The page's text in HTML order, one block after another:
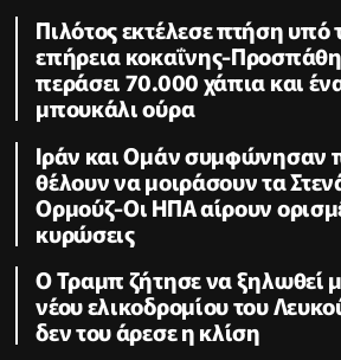
Πιλότος εκτέλεσε πτήση υπό
επήρεια κοκαΐνης-
περάσει 70.000 χάπια και
μπουκάλι ούρα
Ιράν και Ομάν συμφώνησαν
θέλουν να μοιράσουν τα
Ορμούζ-Οι ΗΠΑ αίρουν
κυρώσεις
Ο Τραμπ ζήτησε να ξηλωθεί
νέου ελικοδρομίου του
δεν του άρεσε η κλίση